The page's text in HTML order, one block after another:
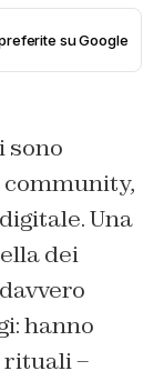
su Google
sono
Una
dei
hanno
rituali –